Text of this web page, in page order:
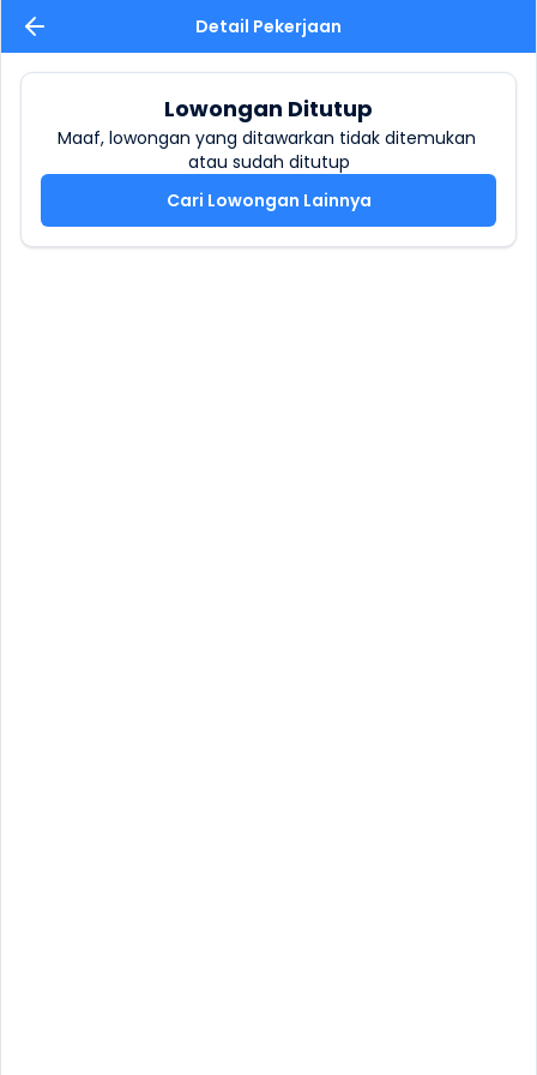
Detail Pekerjaan
Lowongan Ditutup
Maaf, lowongan yang ditawarkan tidak ditemukan
atau sudah ditutup
Cari Lowongan Lainnya